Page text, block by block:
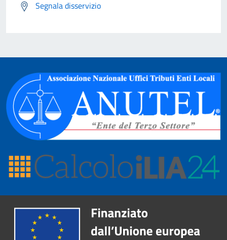
Segnala disservizio